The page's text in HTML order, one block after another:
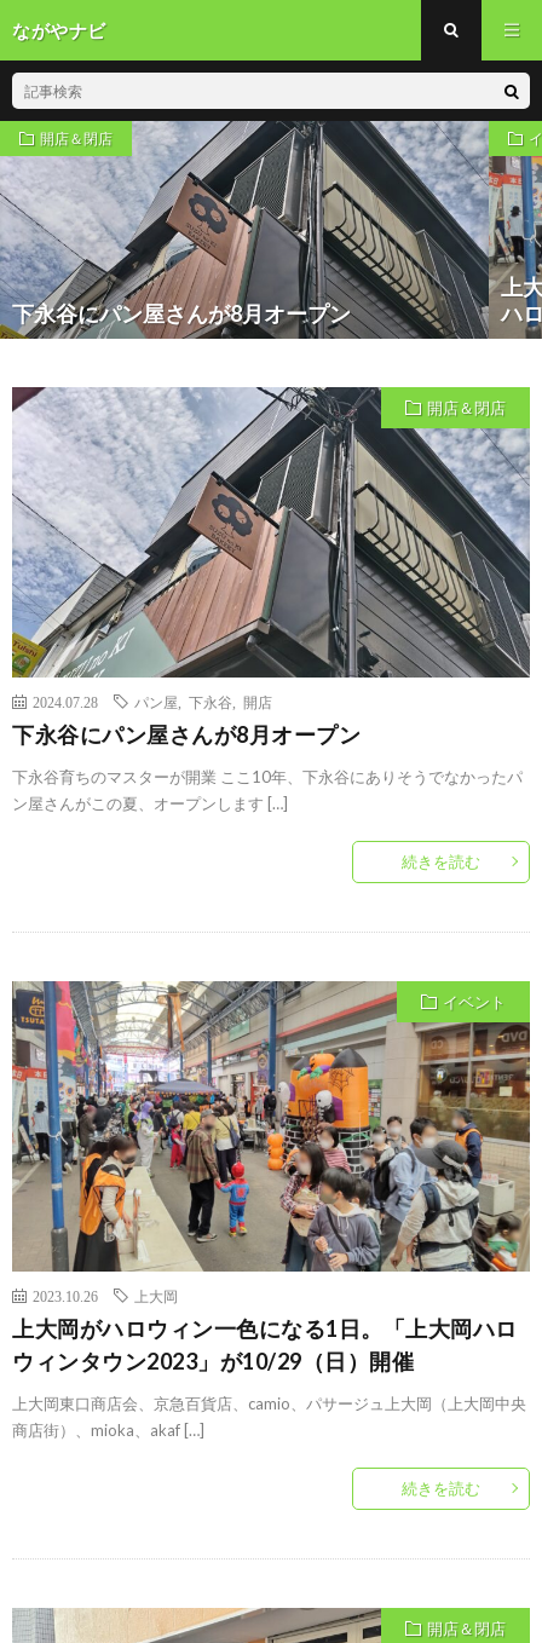
ながやナビ
開店＆閉店
下永谷にパン屋さんが8月オープン
上
ハ
開店＆閉店
2024.07.28 パン屋 下永谷 開店
下永谷にパン屋さんが8月オープン
下永谷育ちのマスターが開業 ここ10年、下永谷にありそうでなかったパ
ン屋さんがこの夏、オープンします […]
続きを読む
イベント
2023.10.26 上大岡
上大岡がハロウィン一色になる1日。「上大岡ハロ
ウィンタウン2023」が10/29（日）開催
上大岡東口商店会、京急百貨店、camio、パサージュ上大岡（上大岡中央
商店街）、mioka、akaf […]
続きを読む
開店＆閉店